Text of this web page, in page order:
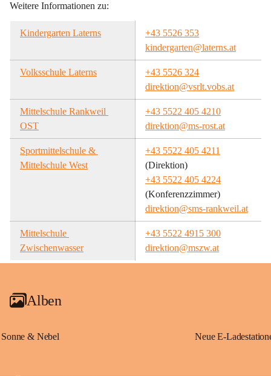
Weitere Informationen zu:
Kindergarten Laterns
+43 5526 353
kindergarten@laterns.at
Volksschule Laterns
+43 5526 324
direktion@vsrlt.vobs.at
Mittelschule Rankweil
OST
+43 5522 405 4210
direktion@ms-rost.at
Sportmittelschule &
Mittelschule West
+43 5522 405 4211
(Direktion)
+43 5522 405 4224
(Konferenzzimmer)
direktion@sms-rankweil.at
Mittelschule
Zwischenwasser
+43 5522 4915 300
direktion@mszw.at
Alben
Sonne & Nebel